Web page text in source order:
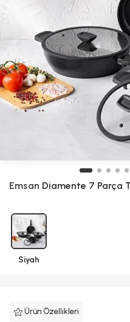
Emsan Diamente 7 Parça
Siyah
Ürün Özellikleri